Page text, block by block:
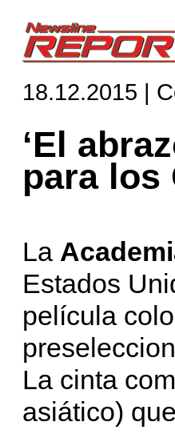
18.12.2015 |
‘El
para los
La
Estados
película
La cinta
asiático)